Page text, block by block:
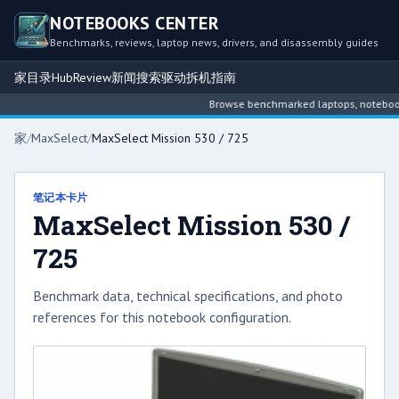
NOTEBOOKS CENTER
Benchmarks, reviews, laptop news, drivers, and disassembly guides
家目录HubReview新闻搜索驱动拆机指南
Browse benchmarked laptops,
家/MaxSelect/MaxSelect Mission 530 / 725
笔记本卡片
MaxSelect Mission 530 /
725
Benchmark data, technical specifications, and photo
references for this notebook configuration.